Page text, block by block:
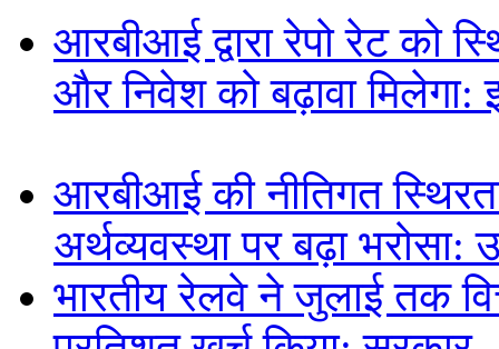
आरबीआई द्वारा रेपो रेट को
और निवेश को बढ़ावा मिलेगा:
आरबीआई की नीतिगत
अर्थव्यवस्था पर बढ़ा भरोसा:
भारतीय रेलवे ने जुलाई तक